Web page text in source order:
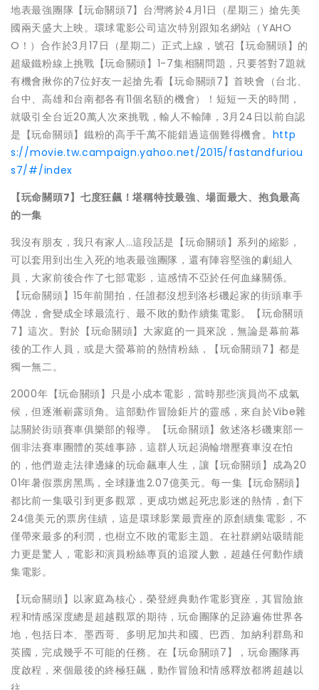
地表最強團隊【玩命關頭7】台灣將於4月1日（星期三）搶先美
國兩天盛大上映。環球電影公司這次特別跟知名網站（YAHO
O！）合作於3月17日（星期二）正式上線，號召【玩命關頭】的
超級鐵粉線上挑戰【玩命關頭】1-7集相關問題，只要答對7題就
有機會揪你的7位好友一起搶先看【玩命關頭7】首映會（台北、
台中、高雄和台南都各有11個名額的機會）！短短一天的時間，
就吸引全台近20萬人次來挑戰，輸人不輸陣，3月24日以前自認
是【玩命關頭】鐵粉的高手千萬不能錯過這個難得機會。 http
s://movie.tw.campaign.yahoo.net/2015/fastandfuriou
s7/#/index
【玩命關頭7】 七度狂飆！堪稱特技最強、場面最大、抱負最高
的一集
我沒有朋友，我只有家人…這段話是【玩命關頭】系列的縮影，
可以套用到出生入死的地表最強團隊，還有陣容堅強的劇組人
員，大家前後合作了七部電影，這感情不亞於任何血緣關係。
【玩命關頭】15年前開拍，任誰都沒想到洛杉磯起家的街頭車手
傳說，會變成全球最流行、最不敗的動作續集電影。【玩命關頭
7】這次。對於【玩命關頭】大家庭的一員來說，無論是幕前幕
後的工作人員，或是大螢幕前的熱情粉絲，【玩命關頭7】都是
獨一無二。
2000年【玩命關頭】只是小成本電影，當時那些演員尚不成氣
候，但逐漸嶄露頭角。這部動作冒險鉅片的靈感，來自於Vibe雜
誌關於街頭賽車俱樂部的報導。【玩命關頭】敘述洛杉磯東部一
個非法賽車團體的英雄事跡，這群人玩起渦輪增壓賽車沒在怕
的，他們遊走法律邊緣的玩命飆車人生，讓【玩命關頭】成為20
01年暑假票房黑馬，全球賺進2.07億美元。每一集【玩命關頭】
都比前一集吸引到更多觀眾，更成功燃起死忠影迷的熱情，創下
24億美元的票房佳績，這是環球影業最賣座的原創續集電影，不
僅帶來最多的利潤，也樹立不敗的電影主題。在社群網站吸睛能
力更是驚人，電影和演員粉絲專頁的追蹤人數，超越任何動作續
集電影。
【玩命關頭】以家庭為核心，榮登經典動作電影寶座，其冒險旅
程和情感深度總是超越觀眾的期待，玩命團隊的足跡遍佈世界各
地，包括日本、墨西哥、多明尼加共和國、巴西、加納利群島和
英國，完成幾乎不可能的任務。在【玩命關頭7】，玩命團隊再
度啟程，來個最後的終極狂飆，動作冒險和情感釋放都將超越以